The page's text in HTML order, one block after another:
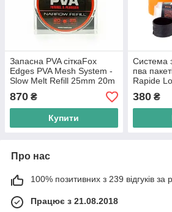
Запасна PVA сіткаFox
Edges PVA Mesh System -
Slow Melt Refill 25mm 20m
870 ₴
Купити
Система
пва
Rapide
System
380₴
Про нас
100% позитивних з 239 відгуків за
Працює з 21.08.2018